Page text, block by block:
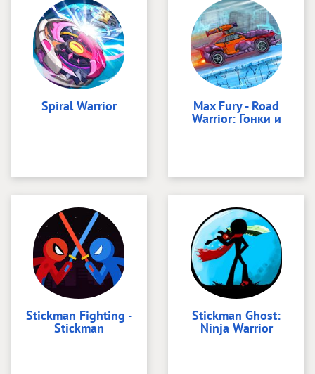
Spiral Warrior Max Fury - Road
Warrior: Гонки и
Stickman Fighting -
Stickman
Stickman Ghost:
Ninja Warrior